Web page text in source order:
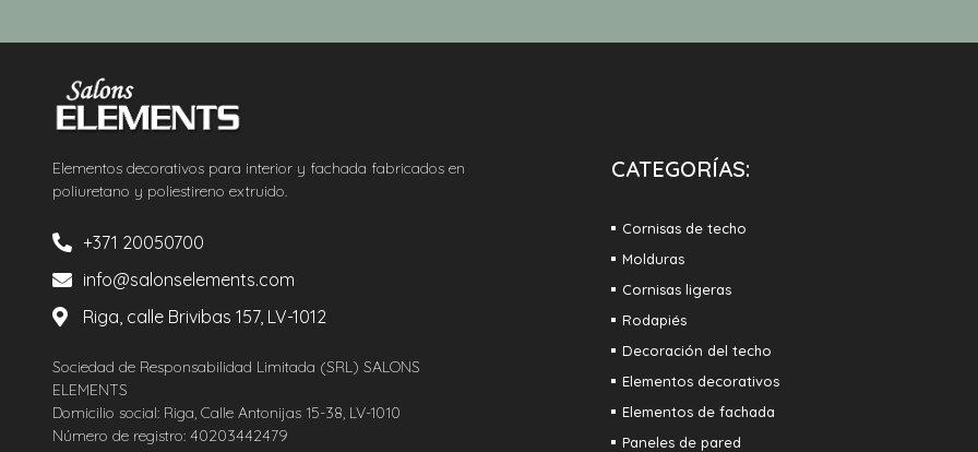
Elementos decorativos para interior y fachada fabricados en
poliuretano y poliestireno extruido.
+371 20050700
info@salonselements.com
Riga, calle Brivibas 157, LV-1012
Sociedad de Responsabilidad Limitada (SRL) SALONS
ELEMENTS
Domicilio social: Riga, Calle Antonijas 15-38, LV-1010
Número de registro: 40203442479
CATEGORÍAS:
Cornisas de techo
Molduras
Cornisas ligeras
Rodapiés
Decoración del techo
Elementos decorativos
Elementos de fachada
Paneles de pared